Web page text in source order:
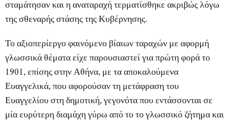
σταμάτησαν και η αναταραχή τερματίσθηκε ακριβώς λόγω
της σθεναρής στάσης της Κυβέρνησης.
Το αξιοπερίεργο φαινόμενο βίαιων ταραχών με αφορμή
γλωσσικά θέματα είχε παρουσιαστεί για πρώτη φορά το
1901, επίσης στην Αθήνα, με τα αποκαλούμενα
Ευαγγελικά, που αφορούσαν τη μετάφραση του
Ευαγγελίου στη δημοτική, γεγονότα που εντάσσονται σε
μία ευρύτερη διαμάχη γύρω από το το γλωσσικό ζήτημα και